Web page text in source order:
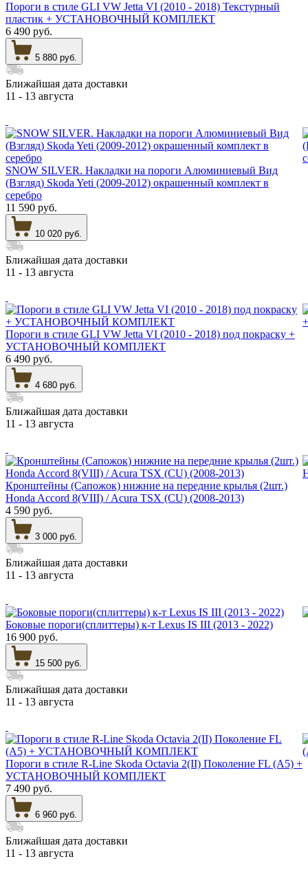
Пороги в стиле GLI VW Jetta VI (2010 - 2018) Текстурный
пластик + УСТАНОВОЧНЫЙ КОМПЛЕКТ
6 490 руб.
5 880 руб.
Ближайшая дата доставки
11 - 13 августа
SNOW SILVER. Накладки на пороги Алюминиевый Вид
(Взгляд) Skoda Yeti (2009-2012) окрашенный комплект в
серебро
11 590 руб.
10 020 руб.
Ближайшая дата доставки
11 - 13 августа
Пороги в стиле GLI VW Jetta VI (2010 - 2018) под покраску +
УСТАНОВОЧНЫЙ КОМПЛЕКТ
6 490 руб.
4 680 руб.
Ближайшая дата доставки
11 - 13 августа
Кронштейны (Сапожок) нижние на передние крылья (2шт.)
Honda Accord 8(VIII) / Acura TSX (CU) (2008-2013)
4 590 руб.
3 000 руб.
Ближайшая дата доставки
11 - 13 августа
Боковые пороги(сплиттеры) к-т Lexus IS III (2013 - 2022)
16 900 руб.
15 500 руб.
Ближайшая дата доставки
11 - 13 августа
Пороги в стиле R-Line Skoda Octavia 2(II) Поколение FL (A5) +
УСТАНОВОЧНЫЙ КОМПЛЕКТ
7 490 руб.
6 960 руб.
Ближайшая дата доставки
11 - 13 августа